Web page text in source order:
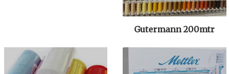
Gutermann 200mtr